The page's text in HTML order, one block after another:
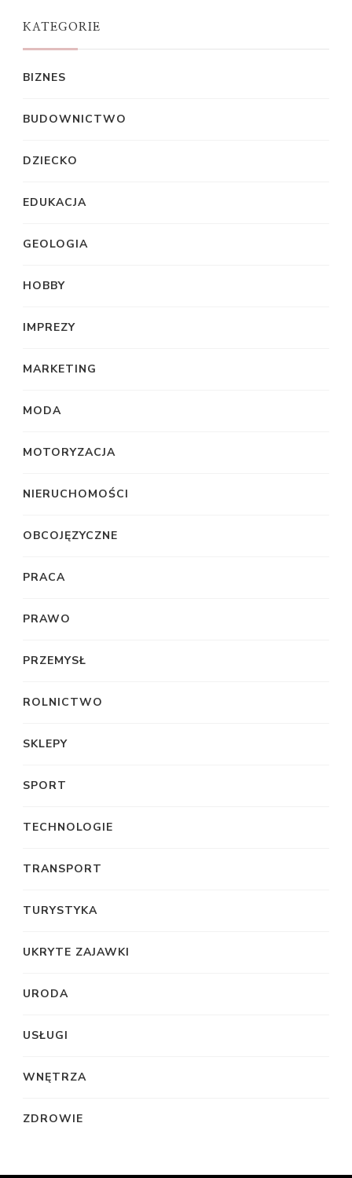
KATEGORIE
BIZNES
BUDOWNICTWO
DZIECKO
EDUKACJA
GEOLOGIA
HOBBY
IMPREZY
MARKETING
MODA
MOTORYZACJA
NIERUCHOMOŚCI
OBCOJĘZYCZNE
PRACA
PRAWO
PRZEMYSŁ
ROLNICTWO
SKLEPY
SPORT
TECHNOLOGIE
TRANSPORT
TURYSTYKA
UKRYTE ZAJAWKI
URODA
USŁUGI
WNĘTRZA
ZDROWIE